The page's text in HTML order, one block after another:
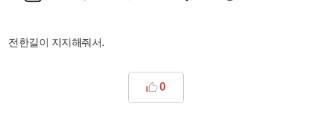
전한길이 지지해줘서.
0